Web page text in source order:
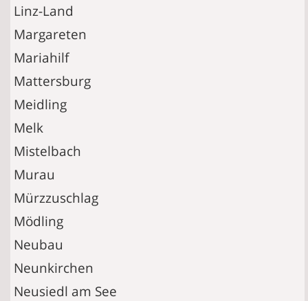
Linz-Land
Margareten
Mariahilf
Mattersburg
Meidling
Melk
Mistelbach
Murau
Mürzzuschlag
Mödling
Neubau
Neunkirchen
Neusiedl am See